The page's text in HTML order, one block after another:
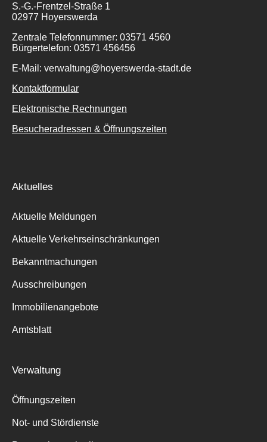
S.-G.-Frentzel-Straße 1
02977 Hoyerswerda
Zentrale Telefonnummer: 03571 4560
Bürgertelefon: 03571 456456
E-Mail: verwaltung@hoyerswerda-stadt.de
Kontaktformular
Elektronische Rechnungen
Besucheradressen & Öffnungszeiten
Aktuelles
Aktuelle Meldungen
Aktuelle Verkehrseinschränkungen
Bekanntmachungen
Ausschreibungen
Immobilienangebote
Amtsblatt
Verwaltung
Öffnungszeiten
Not- und Stördienste